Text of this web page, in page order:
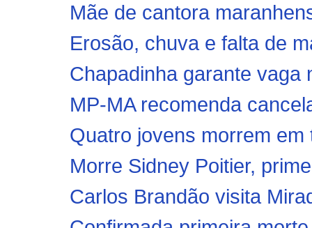
Mãe de cantora
Erosão, chuva e falta de
Chapadinha garante vaga
MP-MA recomenda
Quatro jovens morrem
Morre Sidney Poitier,
Carlos Brandão visita